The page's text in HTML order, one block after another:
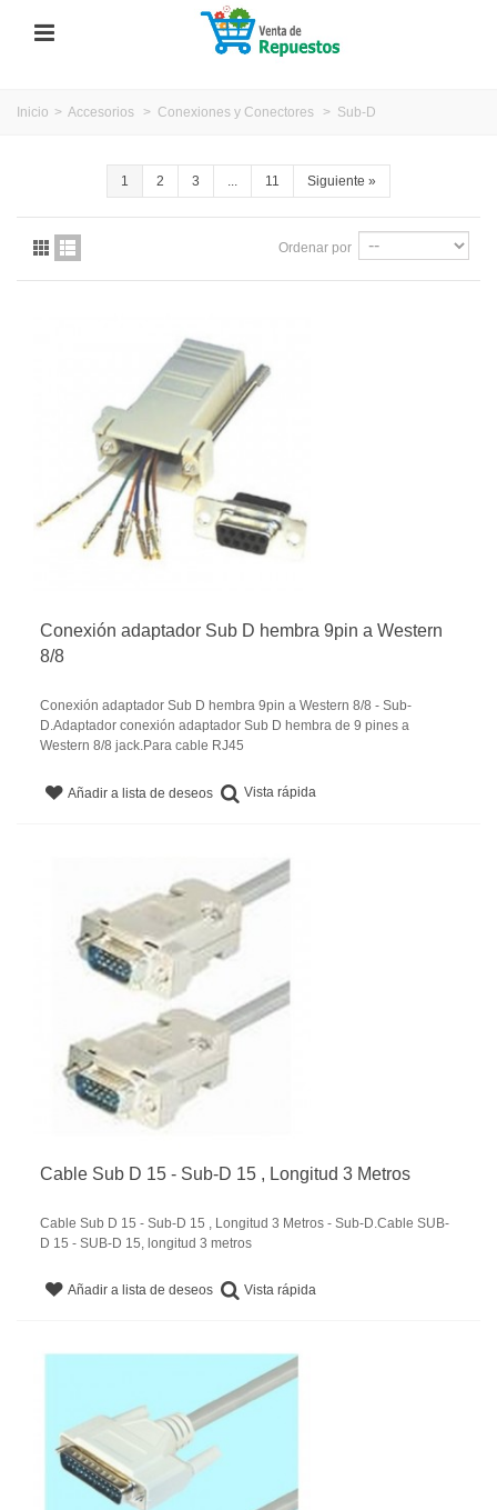
Inicio > Accesorios > Conexiones y Conectores > Sub-D
1 2 3 ... 11 Siguiente »
Ordenar por
Conexión adaptador Sub D hembra 9pin a Western
8/8
Conexión adaptador Sub D hembra 9pin a Western 8/8 - Sub-
D.Adaptador conexión adaptador Sub D hembra de 9 pines a
Western 8/8 jack.Para cable RJ45
Añadir a lista de deseos Vista rápida
Cable Sub D 15 - Sub-D 15 , Longitud 3 Metros
Cable Sub D 15 - Sub-D 15 , Longitud 3 Metros - Sub-D.Cable SUB-
D 15 - SUB-D 15, longitud 3 metros
Añadir a lista de deseos Vista rápida